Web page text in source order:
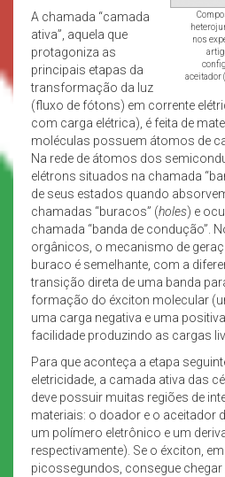
nos
aceitador
A chamada “camada
ativa”, aquela que
protagoniza as
principais etapas da
transformação da luz
(fluxo de fótons) em corrente
com carga elétrica), é feita de
moléculas possuem átomos de
Na rede de átomos dos
elétrons situados na chamada
de seus estados quando
chamadas “buracos” (holes) e
chamada “banda de condução”.
orgânicos, o mecanismo de
buraco é semelhante, com a
transição direta de uma banda
formação do éxciton molecular
uma carga negativa e uma
facilidade produzindo as cargas
Para que aconteça a etapa
eletricidade, a camada ativa das
deve possuir muitas regiões de
materiais: o doador e o aceitador
um polímero eletrônico e um
respectivamente). Se o éxciton,
picossegundos, consegue chegar